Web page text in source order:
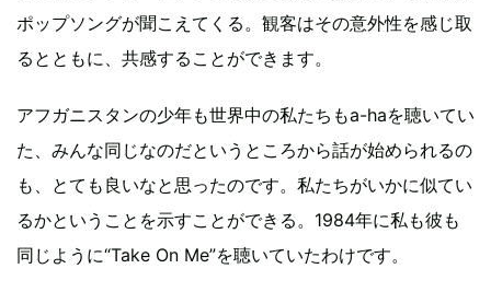
ポップソングが聞こえてくる。観客はその意外性を感じ取
るとともに、共感することができます。
アフガニスタンの少年も世界中の私たちもa-haを聴いてい
た、みんな同じなのだというところから話が始められるの
も、とても良いなと思ったのです。私たちがいかに似てい
るかということを示すことができる。1984年に私も彼も
同じように“Take On Me”を聴いていたわけです。